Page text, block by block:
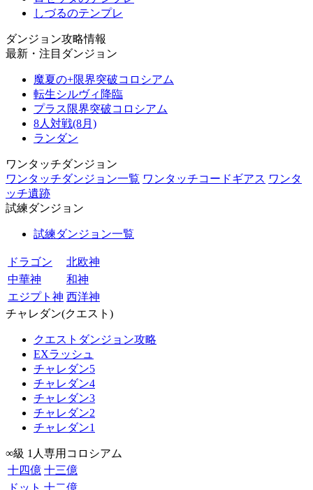
しづるのテンプレ
ダンジョン攻略情報
最新・注目ダンジョン
魔夏の+限界突破コロシアム
転生シルヴィ降臨
プラス限界突破コロシアム
8人対戦(8月)
ランダン
ワンタッチダンジョン
ワンタッチダンジョン一覧 ワンタッチコードギアス ワンタ
ッチ遺跡
試練ダンジョン
試練ダンジョン一覧
ドラゴン
北欧神
中華神
和神
エジプト神 西洋神
チャレダン(クエスト)
クエストダンジョン攻略
EXラッシュ
チャレダン5
チャレダン4
チャレダン3
チャレダン2
チャレダン1
∞級 1人専用コロシアム
十四億 十三億
ドット 十二億